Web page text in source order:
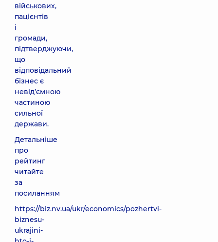
військових,
пацієнтів
і
громади,
підтверджуючи,
що
відповідальний
бізнес є
невід’ємною
частиною
сильної
держави.
Детальніше
про
рейтинг
читайте
за
посиланням
https://biz.nv.ua/ukr/economics/pozhertvi-
biznesu-
ukrajini-